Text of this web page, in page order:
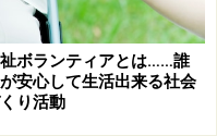
と思っていたので、こ
買うことそのものに意
ね！」と膝を打ちたく
ボランティアとは……誰
安心して生活出来る社会
り活動